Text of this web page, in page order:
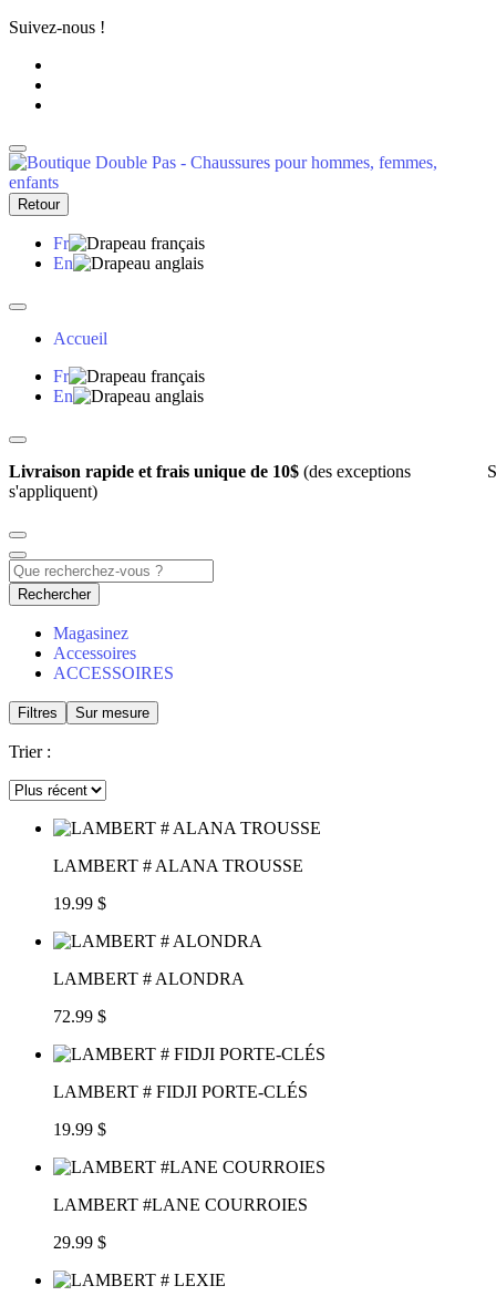
Suivez-nous !
Retour
Fr
En
Accueil
Fr
En
Livraison rapide et frais unique de 10$ (des exceptions
s'appliquent)
Rechercher
Magasinez
Accessoires
ACCESSOIRES
Filtres Sur mesure
Trier :
LAMBERT # ALANA TROUSSE
19.99 $
LAMBERT # ALONDRA
72.99 $
LAMBERT # FIDJI PORTE-CLÉS
19.99 $
LAMBERT #LANE COURROIES
29.99 $